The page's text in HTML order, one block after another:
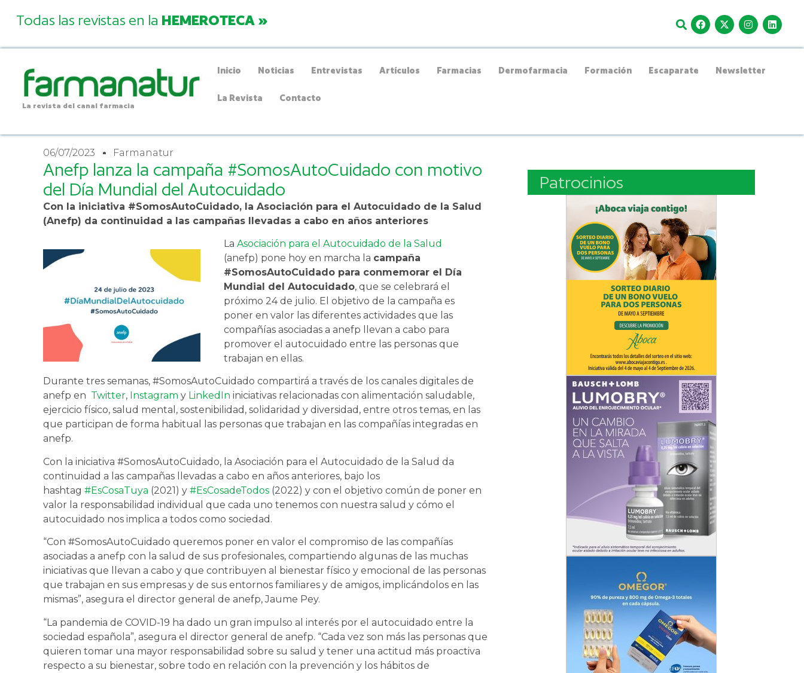
Todas las revistas en la HEMEROTECA »
La revista del canal farmacia
Inicio Noticias Entrevistas Artículos Farmacias Dermofarmacia Formación Escaparate Newsletter
La Revista Contacto
06/07/2023 Farmanatur
Anefp lanza la campaña #SomosAutoCuidado con motivo
del Día Mundial del Autocuidado
Con la iniciativa #SomosAutoCuidado, la Asociación para el Autocuidado de la Salud
(Anefp) da continuidad a las campañas llevadas a cabo en años anteriores
La Asociación para el Autocuidado de la Salud
(anefp) pone hoy en marcha la campaña
#SomosAutoCuidado para conmemorar el Día
Mundial del Autocuidado, que se celebrará el
próximo 24 de julio. El objetivo de la campaña es
poner en valor las diferentes actividades que las
compañías asociadas a anefp llevan a cabo para
promover el autocuidado entre las personas que
trabajan en ellas.
Durante tres semanas, #SomosAutoCuidado compartirá a través de los canales digitales de
anefp en Twitter, Instagram y LinkedIn iniciativas relacionadas con alimentación saludable,
ejercicio físico, salud mental, sostenibilidad, solidaridad y diversidad, entre otros temas, en las
que participan de forma habitual las personas que trabajan en las compañías integradas en
anefp.
Con la iniciativa #SomosAutoCuidado, la Asociación para el Autocuidado de la Salud da
continuidad a las campañas llevadas a cabo en años anteriores, bajo los
hashtag #EsCosaTuya (2021) y #EsCosadeTodos (2022) y con el objetivo común de poner en
valor la responsabilidad individual que cada uno tenemos con nuestra salud y cómo el
autocuidado nos implica a todos como sociedad.
“Con #SomosAutoCuidado queremos poner en valor el compromiso de las compañías
asociadas a anefp con la salud de sus profesionales, compartiendo algunas de las muchas
iniciativas que llevan a cabo y que contribuyen al bienestar físico y emocional de las personas
que trabajan en sus empresas y de sus entornos familiares y de amigos, implicándolos en las
mismas”, asegura el director general de anefp, Jaume Pey.
“La pandemia de COVID-19 ha dado un gran impulso al interés por el autocuidado entre la
sociedad española”, asegura el director general de anefp. “Cada vez son más las personas que
quieren tomar una mayor responsabilidad sobre su salud y tener una actitud más proactiva
respecto a su bienestar, sobre todo en relación con la prevención y los hábitos de
Patrocinios